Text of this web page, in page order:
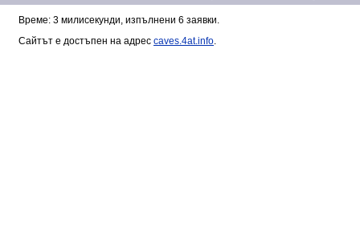
Време: 3 милисекунди, изпълнени 6 заявки.
Сайтът е достъпен на адрес caves.4at.info.